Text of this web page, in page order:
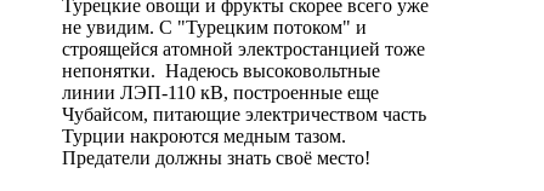
Турецкие овощи и фрукты скорее всего уже
не увидим. С "Турецким потоком" и
строящейся атомной электростанцией тоже
непонятки. Надеюсь высоковольтные
линии ЛЭП-110 кВ, построенные еще
Чубайсом, питающие электричеством часть
Турции накроются медным тазом.
Предатели должны знать своё место!